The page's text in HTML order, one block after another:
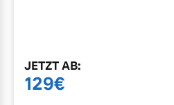
JETZTAB:
129€